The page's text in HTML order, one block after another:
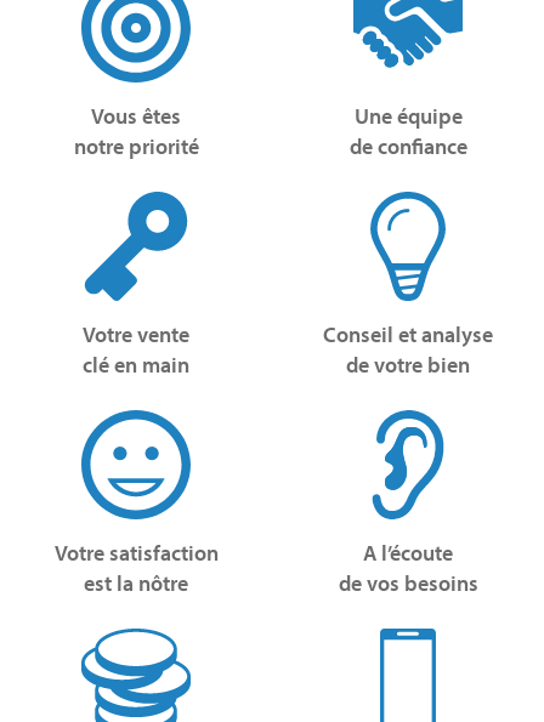
Vous êtes
notre priorité
Une équipe
de confiance
Votre vente
clé en main
Conseil et analyse
de votre bien
Votre satisfaction
est la nôtre
A l’écoute
de vos besoins